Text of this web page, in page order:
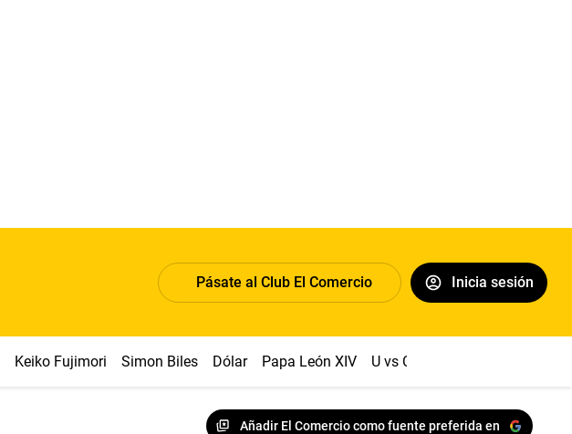
Pásate al Club El Comercio Inicia sesión
Keiko Fujimori Simon Biles Dólar Papa León XIV U vs Cristal
Añadir El Comercio como fuente preferida en